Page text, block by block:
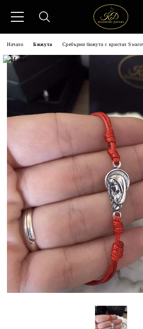
Начало Бижута Сребърни бижута с кристал